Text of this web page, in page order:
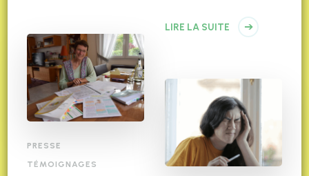
LIRE LA SUITE
PRESSE
TÉMOIGNAGES